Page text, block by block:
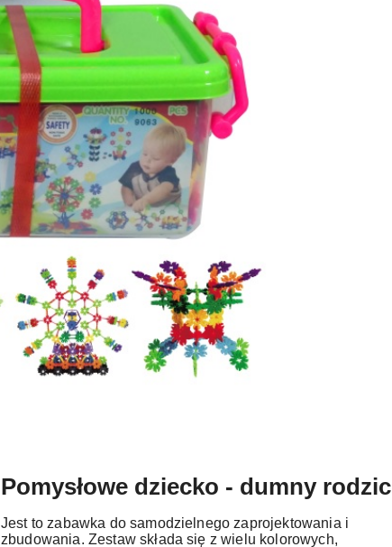
Pomysłowe dziecko - dumny rodzic
Jest to zabawka do samodzielnego zaprojektowania i
zbudowania. Zestaw składa się z wielu kolorowych,